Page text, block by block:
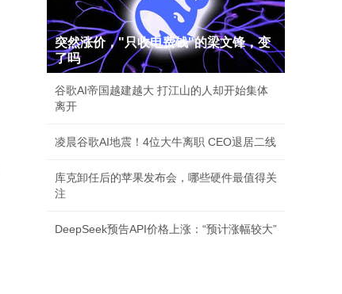
突然涨价，"只收电费钱"的梁文锋，变
了吗
谷歌AI帝国越建越大 打江山的人却开始集体
离开
凌晨谷歌AI地震！4位大牛离职 CEO退居二线
库克卸任后的苹果发布会，哪些硬件最值得关
注
DeepSeek预告API价格上涨：“预计涨幅较大”